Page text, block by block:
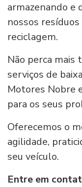
armazenando
nossos
reciclagem.
Não perca mais
serviços de
Motores Nobre
para os seus
Oferecemos o
agilidade,
seu veículo.
Entre em